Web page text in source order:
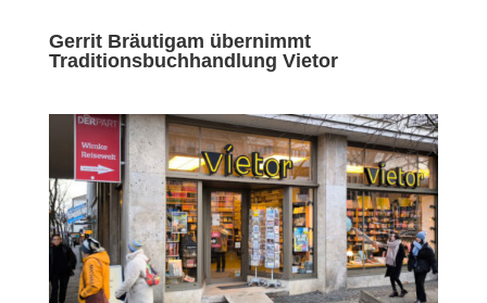
Gerrit Bräutigam übernimmt
Traditionsbuchhandlung Vietor